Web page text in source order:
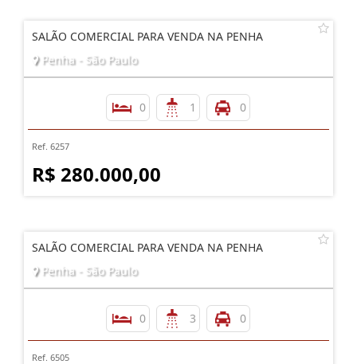
SALÃO COMERCIAL PARA VENDA NA PENHA
Penha - São Paulo
0 1 0
Ref. 6257
R$ 280.000,00
SALÃO COMERCIAL PARA VENDA NA PENHA
Penha - São Paulo
0 3 0
Ref. 6505